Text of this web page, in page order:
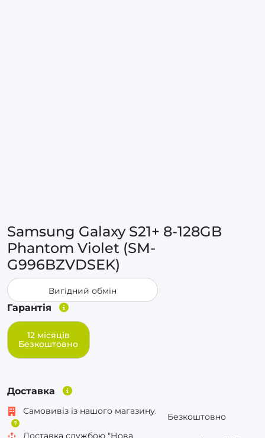
Samsung Galaxy S21+ 8-128GB
Phantom Violet (SM-
G996BZVDSEK)
Вигідний обмін
Гарантія
12 місяців
Безкоштовно
Доставка
Самовивіз із нашого магазину.
Безкоштовно
Доставка службою "Нова